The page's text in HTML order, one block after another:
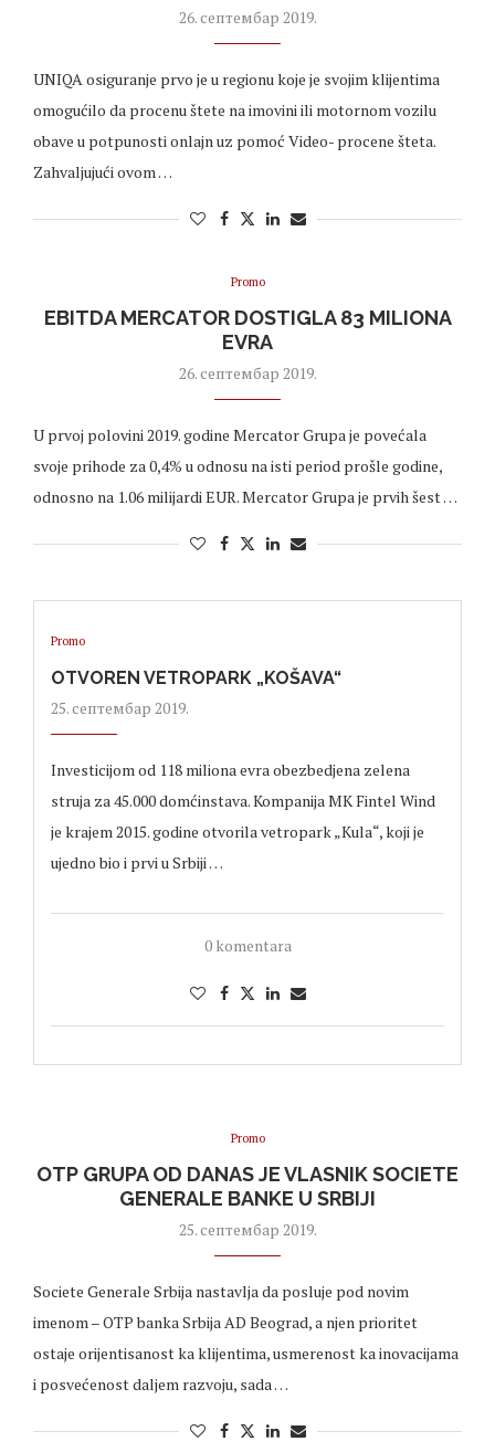
26. септембар 2019.
UNIQA osiguranje prvo je u regionu koje je svojim klijentima
omogućilo da procenu štete na imovini ili motornom vozilu
obave u potpunosti onlajn uz pomoć Video- procene šteta.
Zahvaljujući ovom …
Promo
EBITDA MERCATOR DOSTIGLA 83 MILIONA
EVRA
26. септембар 2019.
U prvoj polovini 2019. godine Mercator Grupa je povećala
svoje prihode za 0,4% u odnosu na isti period prošle godine,
odnosno na 1.06 milijardi EUR. Mercator Grupa je prvih šest …
Promo
OTVOREN VETROPARK „KOŠAVA“
25. септембар 2019.
Investicijom od 118 miliona evra obezbedjena zelena
struja za 45.000 domćinstava. Kompanija MK Fintel Wind
je krajem 2015. godine otvorila vetropark „Kula“, koji je
ujedno bio i prvi u Srbiji …
0 komentara
Promo
OTP GRUPA OD DANAS JE VLASNIK SOCIETE
GENERALE BANKE U SRBIJI
25. септембар 2019.
Societe Generale Srbija nastavlja da posluje pod novim
imenom – OTP banka Srbija AD Beograd, a njen prioritet
ostaje orijentisanost ka klijentima, usmerenost ka inovacijama
i posvećenost daljem razvoju, sada …